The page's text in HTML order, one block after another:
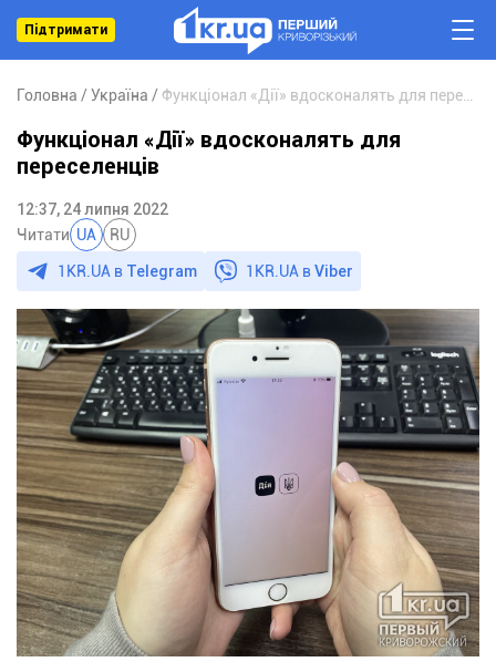
Підтримати
Головна Україна
Функціонал «Дії» вдосконалять для
переселенців
12:37, 24 липня 2022
Читати UA RU
1KR.UA в Telegram 1KR.UA вViber